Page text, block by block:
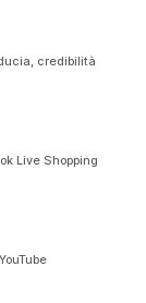
credibilità
Live Shopping